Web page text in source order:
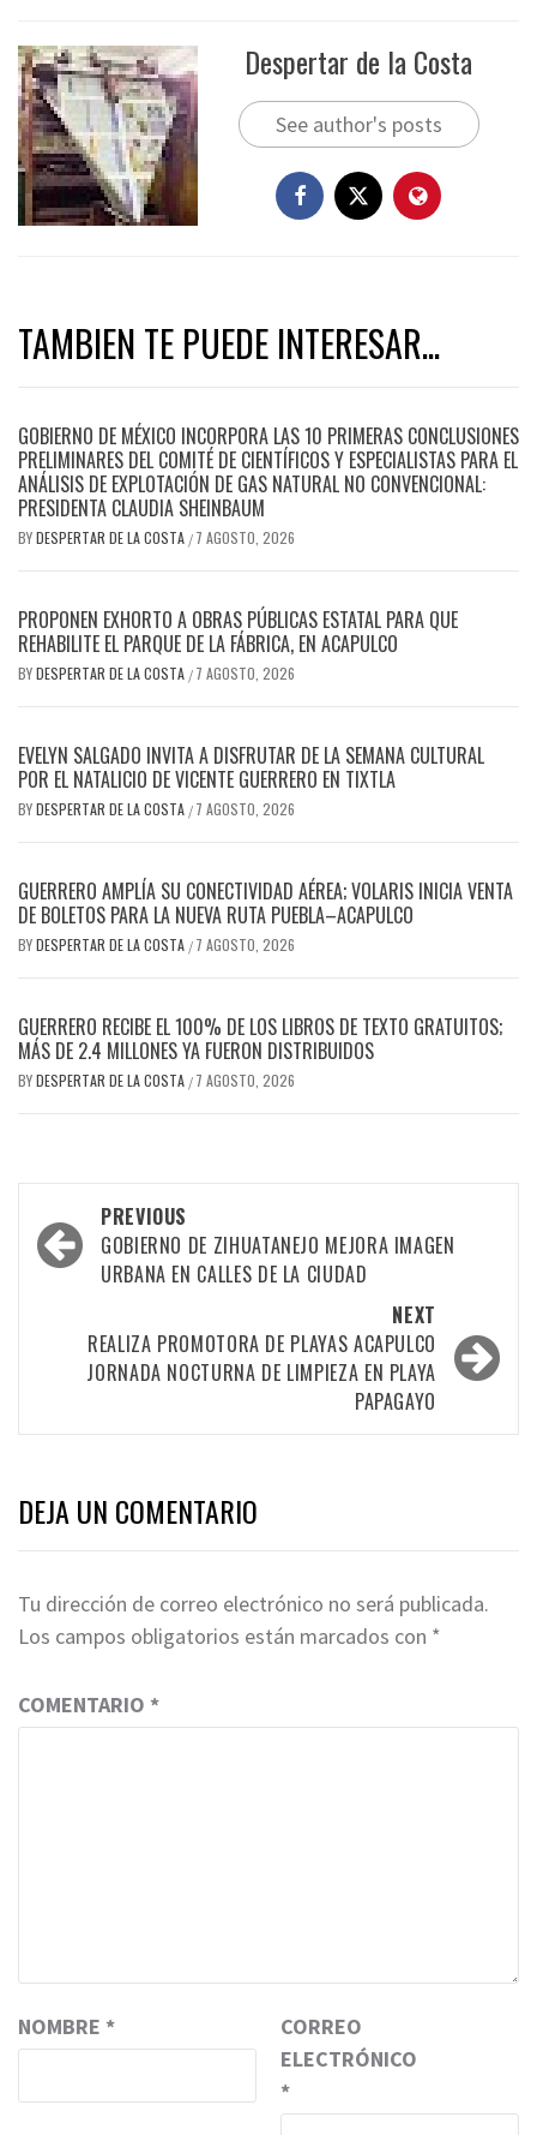
Despertar de la Costa
See author's posts
TAMBIEN TE PUEDE INTERESAR...
GOBIERNO DE MÉXICO INCORPORA LAS 10 PRIMERAS CONCLUSIONES
PRELIMINARES DEL COMITÉ DE CIENTÍFICOS Y ESPECIALISTAS PARA EL
ANÁLISIS DE EXPLOTACIÓN DE GAS NATURAL NO CONVENCIONAL:
PRESIDENTA CLAUDIA SHEINBAUM
BYDESPERTAR DE LA COSTA / 7 AGOSTO, 2026
PROPONEN EXHORTO A OBRAS PÚBLICAS ESTATAL PARA QUE
REHABILITE EL PARQUE DE LA FÁBRICA, EN ACAPULCO
BYDESPERTAR DE LA COSTA / 7 AGOSTO, 2026
EVELYN SALGADO INVITA A DISFRUTAR DE LA SEMANA CULTURAL
POR EL NATALICIO DE VICENTE GUERRERO EN TIXTLA
BYDESPERTAR DE LA COSTA / 7 AGOSTO, 2026
GUERRERO AMPLÍA SU CONECTIVIDAD AÉREA; VOLARIS INICIA VENTA
DE BOLETOS PARA LA NUEVA RUTA PUEBLA–ACAPULCO
BYDESPERTAR DE LA COSTA / 7 AGOSTO, 2026
GUERRERO RECIBE EL 100% DE LOS LIBROS DE TEXTO GRATUITOS;
MÁS DE 2.4 MILLONES YA FUERON DISTRIBUIDOS
BYDESPERTAR DE LA COSTA / 7 AGOSTO, 2026
Post
navigation
PREVIOUS
GOBIERNO DE ZIHUATANEJO MEJORA IMAGEN
URBANA EN CALLES DE LA CIUDAD
NEXT
REALIZA PROMOTORA DE PLAYAS ACAPULCO
JORNADA NOCTURNA DE LIMPIEZA EN PLAYA
PAPAGAYO
DEJA UN COMENTARIO
Tu dirección de correo electrónico no será publicada.
Los campos obligatorios están marcados con *
COMENTARIO *
NOMBRE *
CORREO
ELECTRÓNICO
*